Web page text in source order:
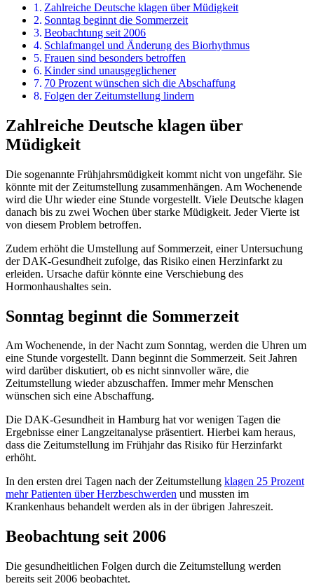
Zahlreiche Deutsche klagen über Müdigkeit
Sonntag beginnt die Sommerzeit
Beobachtung seit 2006
Schlafmangel und Änderung des Biorhythmus
Frauen sind besonders betroffen
Kinder sind unausgeglichener
70 Prozent wünschen sich die Abschaffung
Folgen der Zeitumstellung lindern
Zahlreiche Deutsche klagen über
Müdigkeit
Die sogenannte Frühjahrsmüdigkeit kommt nicht von ungefähr. Sie
könnte mit der Zeitumstellung zusammenhängen. Am Wochenende
wird die Uhr wieder eine Stunde vorgestellt. Viele Deutsche klagen
danach bis zu zwei Wochen über starke Müdigkeit. Jeder Vierte ist
von diesem Problem betroffen.
Zudem erhöht die Umstellung auf Sommerzeit, einer Untersuchung
der DAK-Gesundheit zufolge, das Risiko einen Herzinfarkt zu
erleiden. Ursache dafür könnte eine Verschiebung des
Hormonhaushaltes sein.
Sonntag beginnt die Sommerzeit
Am Wochenende, in der Nacht zum Sonntag, werden die Uhren um
eine Stunde vorgestellt. Dann beginnt die Sommerzeit. Seit Jahren
wird darüber diskutiert, ob es nicht sinnvoller wäre, die
Zeitumstellung wieder abzuschaffen. Immer mehr Menschen
wünschen sich eine Abschaffung.
Die DAK-Gesundheit in Hamburg hat vor wenigen Tagen die
Ergebnisse einer Langzeitanalyse präsentiert. Hierbei kam heraus,
dass die Zeitumstellung im Frühjahr das Risiko für Herzinfarkt
erhöht.
In den ersten drei Tagen nach der Zeitumstellung klagen 25 Prozent
mehr Patienten über Herzbeschwerden und mussten im
Krankenhaus behandelt werden als in der übrigen Jahreszeit.
Beobachtung seit 2006
Die gesundheitlichen Folgen durch die Zeitumstellung werden
bereits seit 2006 beobachtet.